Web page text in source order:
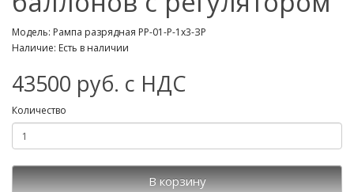
Модель: Рампа разрядная РР-01-Р-1х3-ЗР
Наличие: Есть в наличии
43500 руб. с НДС
Количество
В корзину